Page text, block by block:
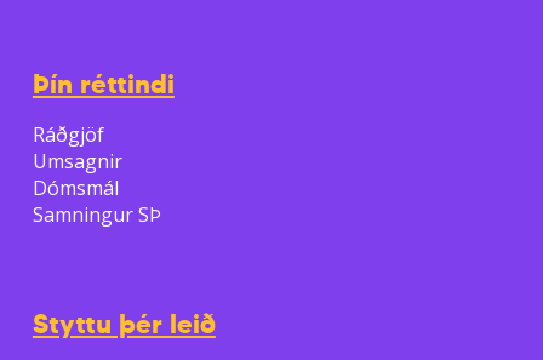
Þín réttindi
Ráðgjöf
Umsagnir
Dómsmál
Samningur SÞ
Styttu þér leið